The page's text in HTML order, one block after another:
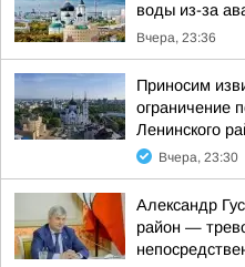
воды из-за
Вчера, 23:36
Приносим
ограничение
Ленинского
Вчера, 23:30
Александр
район —